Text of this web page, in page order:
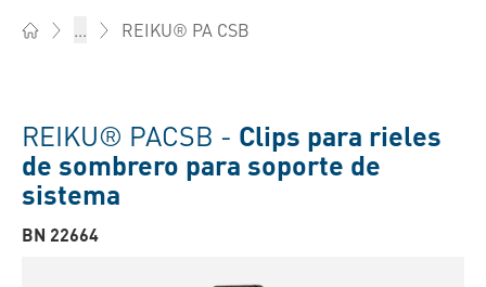
... REIKU® PA CSB
REIKU® PACSB - Clips para rieles
de sombrero para soporte de
sistema
BN 22664